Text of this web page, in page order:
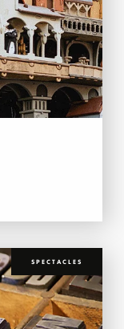
SPECTACLES